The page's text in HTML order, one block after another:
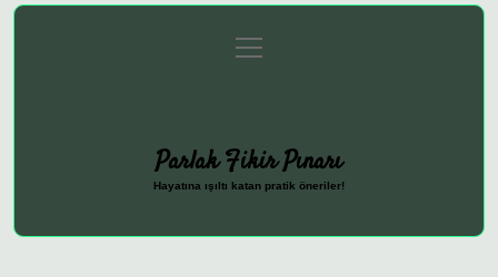
Gizlilik Politikası
menüyü
aç
Parlak Fikir Pınarı
Hayatına ışıltı katan pratik öneriler!